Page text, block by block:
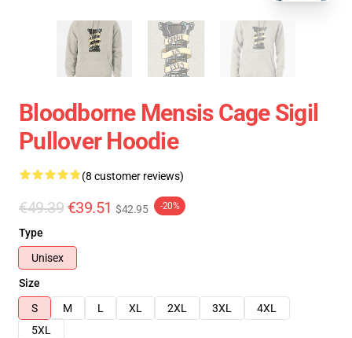
Bloodborne Mensis Cage Sigil
Pullover Hoodie
(8 customer reviews)
€49.39 €39.51 $42.95 -20%
Type
Unisex
Size
S
M L XL 2XL 3XL
4XL
5XL